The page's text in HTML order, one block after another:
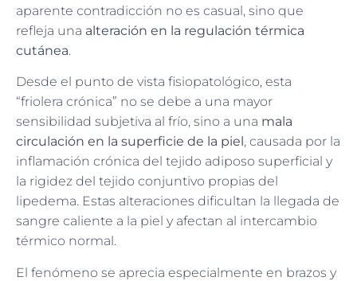
aparente contradicción no es casual, sino que
refleja una alteración en la regulación térmica
cutánea.
Desde el punto de vista fisiopatológico, esta
“friolera crónica” no se debe a una mayor
sensibilidad subjetiva al frío, sino a una mala
circulación en la superficie de la piel , causada por la
inflamación crónica del tejido adiposo superficial y
la rigidez del tejido conjuntivo propias del
lipedema. Estas alteraciones dificultan la llegada de
sangre caliente a la piel y afectan al intercambio
térmico normal.
El fenómeno se aprecia especialmente en brazos y